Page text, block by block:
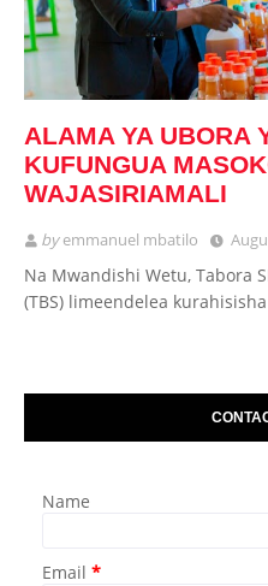
ALAMA YA UBORA
KUFUNGUA
WAJASIRIAMALI
byemmanuel mbatilo
Na Mwandishi Wetu, Tabora
(TBS) limeendelea
Name
Email *